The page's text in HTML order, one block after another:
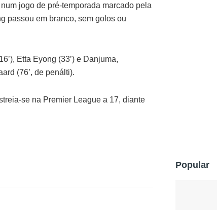
jogo de pré-temporada marcado pela
passou em branco, sem golos ou
Etta Eyong (33’) e Danjuma,
(76’, de penálti).
se na Premier League a 17, diante
Popular